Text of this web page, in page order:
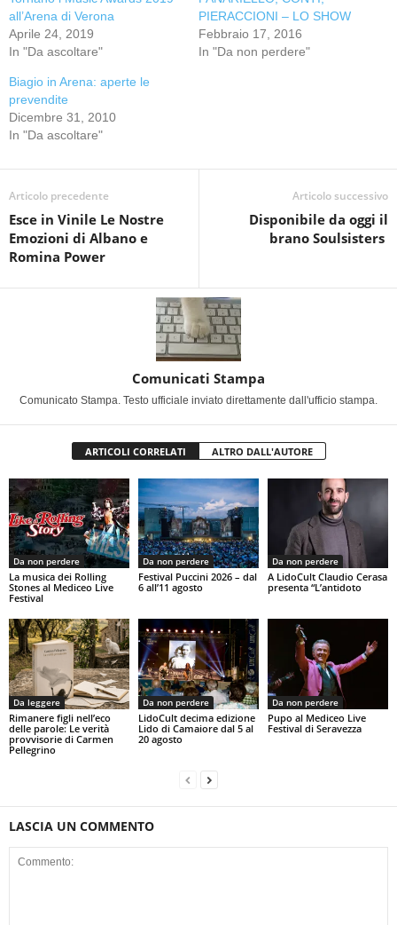
all’Arena di Verona
Aprile 24, 2019
In "Da ascoltare"
PIERACCIONI – LO SHOW
Febbraio 17, 2016
In "Da non perdere"
Biagio in Arena: aperte le
prevendite
Dicembre 31, 2010
In "Da ascoltare"
Articolo precedente
Esce in Vinile Le Nostre
Emozioni di Albano e
Romina Power
Articolo successivo
Disponibile da oggi il
brano Soulsisters
Comunicati Stampa
Comunicato Stampa. Testo ufficiale inviato direttamente dall'ufficio stampa.
ARTICOLI CORRELATI ALTRO DALL'AUTORE
Da non perdere
La musica dei Rolling
Stones al Mediceo Live
Festival
Da non perdere
Festival Puccini 2026 – dal
6 all’11 agosto
Da non perdere
A LidoCult Claudio Cerasa
presenta “L’antidoto
Da leggere
Rimanere figli nell’eco
delle parole: Le verità
provvisorie di Carmen
Pellegrino
Da non perdere
LidoCult decima edizione
Lido di Camaiore dal 5 al
20 agosto
Da non perdere
Pupo al Mediceo Live
Festival di Seravezza
LASCIA UN COMMENTO